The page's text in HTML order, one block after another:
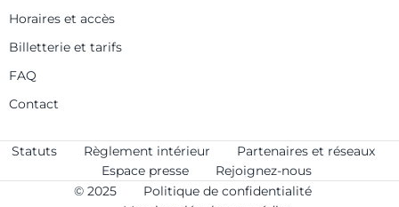
Horaires et accès
Billetterie et tarifs
FAQ
Contact
Statuts Règlement intérieur
Partenaires et réseaux
Espace presse
Rejoignez-nous
© 2025
Politique de confidentialité